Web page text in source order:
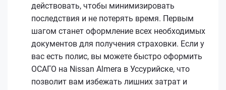
действовать, чтобы минимизировать
последствия и не потерять время. Первым
шагом станет оформление всех необходимых
документов для получения страховки. Если у
вас есть полис, вы можете быстро оформить
ОСАГО на Nissan Almera в Уссурийске, что
позволит вам избежать лишних затрат и